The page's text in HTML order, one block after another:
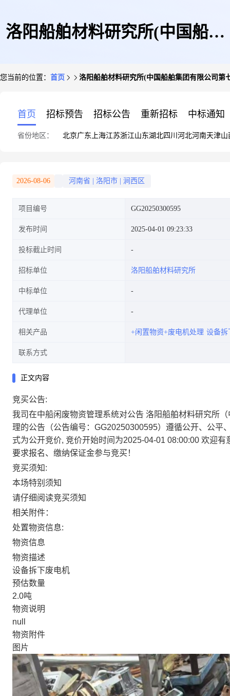
洛阳船舶材料研究所(中国船舶
您当前的位置： 首页 洛阳船舶材料研究所(中国船舶集团有限公司第
首页 招标预告 招标公告 重新招标 中标通知
省份地区： 北京广东 上海江苏浙江山东湖北四川 河北河南天津山
2026-08-06 河南省 洛阳市 涧西区
项目编号 GG20250300595
发布时间 2025-04-01 09:23:33
投标截止时间
招标单位 洛阳船舶材料研究所
中标单位
代理单位
相关产品 +闲置物资+废电机处理 设备拆
联系方式
正文内容
竞买公告:
我司在中船闲废物资管理系统对公告 洛阳船舶材料研究所
理的公告 （公告编号：GG20250300595）遵循公开、公
式为公开竞价, 竞价开始时间为2025-04-01 08:00:00 欢迎
要求报名、缴纳保证金参与竞买！
竞买须知:
本场特别须知
请仔细阅读竞买须知
相关附件：
处置物资信息:
物资信息
物资描述
设备拆下废电机
预估数量
2.0吨
物资说明
null
物资附件
图片